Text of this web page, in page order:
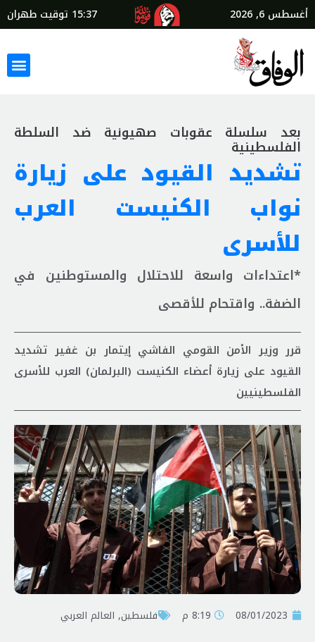
أغسطس 6, 2026 15:37 توقيت طهران
بعد سلسلة عقوبات صهيونية ضد السلطة
الفلسطينية
تشديد القيود على زيارة
نواب الكنيست العرب
للأسرى
*اعتداءات واسعة للاحتلال والمستوطنين في
الضفة.. واقتحام للأقصى
قرر وزير الأمن القومي الفاشي إيتمار بن غفير تشديد
القيود على زيارة أعضاء الكنيست (البرلمان) العرب للأسرى
الفلسطينيين
08/01/2023 8:19 م فلسطين, العالم العربي